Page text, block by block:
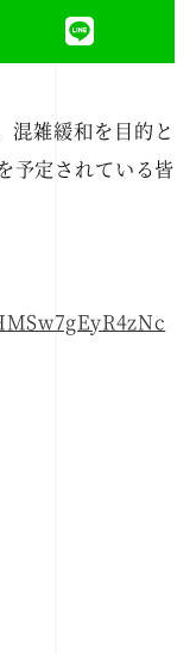
雑緩和を目的と
予定されている皆